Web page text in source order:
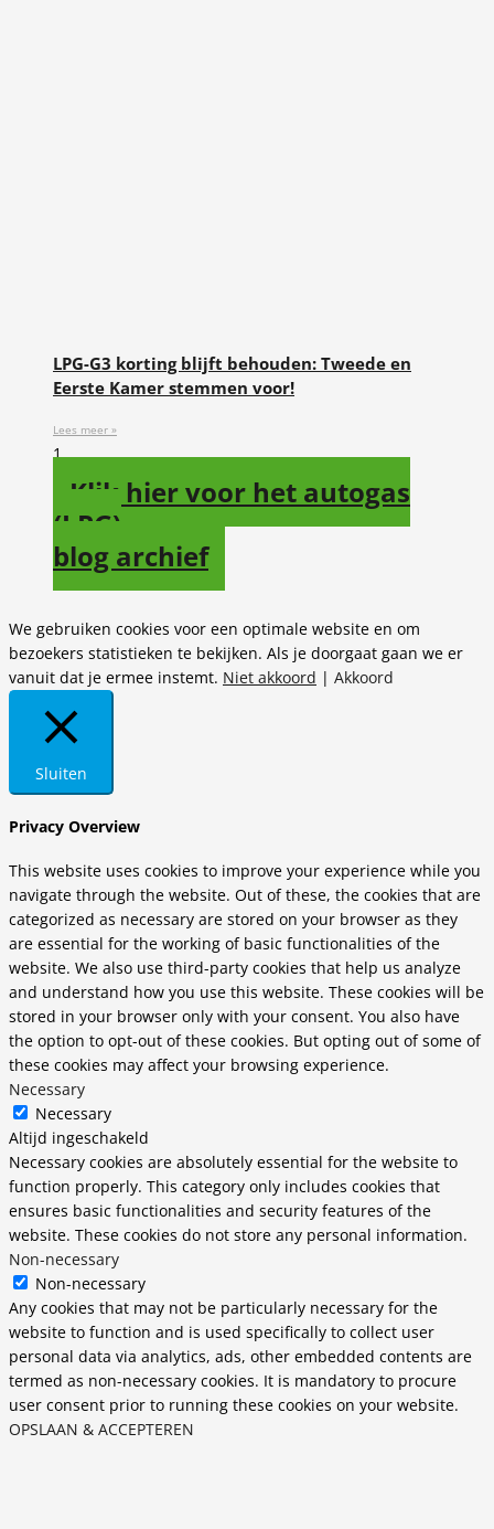
LPG-G3 korting blijft behouden: Tweede en
Eerste Kamer stemmen voor!
Lees meer »
Klik hier voor het autogas
(LPG)
blog archief
We gebruiken cookies voor een optimale website en om
bezoekers statistieken te bekijken. Als je doorgaat gaan we er
vanuit dat je ermee instemt. Niet akkoord | Akkoord
Sluiten
Privacy Overview
This website uses cookies to improve your experience while you
navigate through the website. Out of these, the cookies that are
categorized as necessary are stored on your browser as they
are essential for the working of basic functionalities of the
website. We also use third-party cookies that help us analyze
and understand how you use this website. These cookies will be
stored in your browser only with your consent. You also have
the option to opt-out of these cookies. But opting out of some of
these cookies may affect your browsing experience.
Necessary
Necessary
Altijd ingeschakeld
Necessary cookies are absolutely essential for the website to
function properly. This category only includes cookies that
ensures basic functionalities and security features of the
website. These cookies do not store any personal information.
Non-necessary
Non-necessary
Any cookies that may not be particularly necessary for the
website to function and is used specifically to collect user
personal data via analytics, ads, other embedded contents are
termed as non-necessary cookies. It is mandatory to procure
user consent prior to running these cookies on your website.
OPSLAAN & ACCEPTEREN